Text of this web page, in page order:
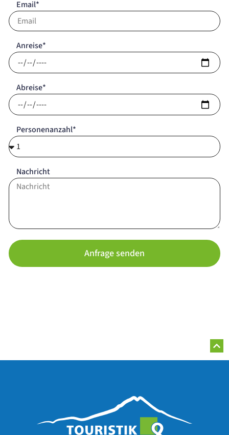
Email*
Anreise*
Abreise*
Personenanzahl*
Nachricht
Anfrage senden